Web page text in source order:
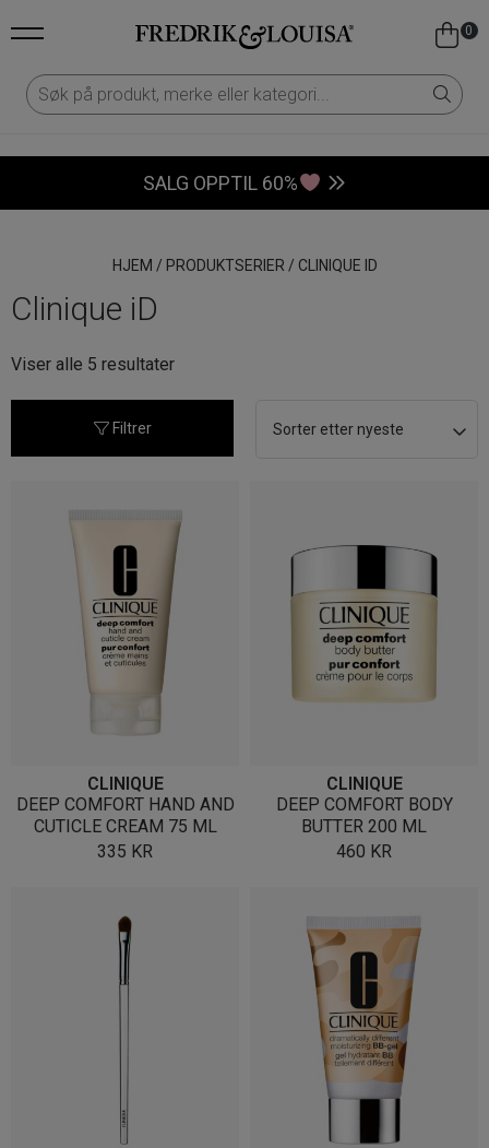
0
SALG OPPTIL 60%
HJEM / PRODUKTSERIER / CLINIQUE ID
Clinique iD
Viser alle 5 resultaterSortert
Filtrer
CLINIQUE
DEEP COMFORT HAND AND
CUTICLE CREAM 75 ML
335 KR
CLINIQUE
DEEP COMFORT BODY
BUTTER 200 ML
460 KR